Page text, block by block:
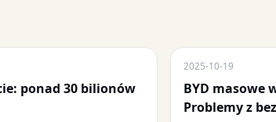
ponad 30 bilionów
2025-10-19
BYD masowe
Problemy z